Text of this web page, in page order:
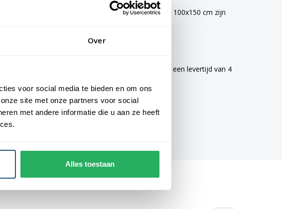
Over
voor social media te bieden en om ons
site met onze partners voor social
met andere informatie die u aan ze heeft
Alles toestaan
De vlaggen van 40x60 cm, 70x100 cm en 100x150 cm zijn
clips.
met de grootst mogelijke zorg gemaakt en hebben een levertijd van 4